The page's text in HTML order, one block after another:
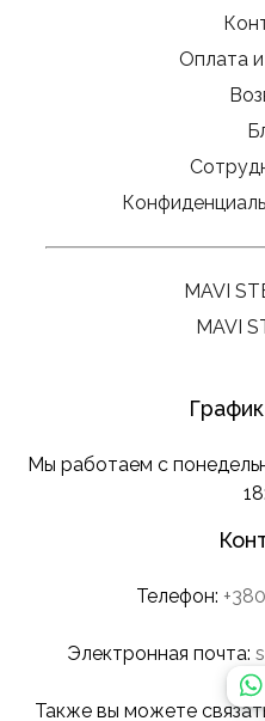
Оплата
MAVI
MAVI
Мы работаем с
Телефон:
Электронная почта:
Также вы можете